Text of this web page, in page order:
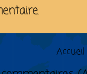
Accueil